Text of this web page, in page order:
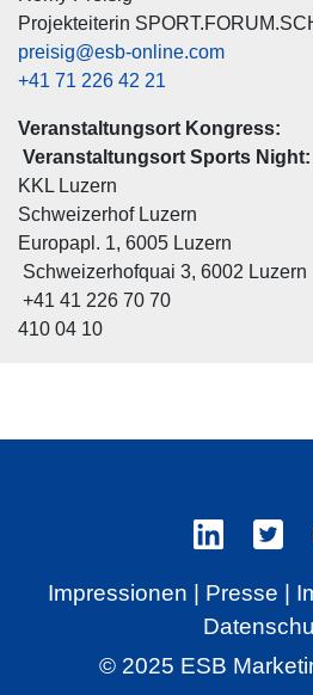
Projekteiterin
preisig@esb-online.com
+41 71 226 42 21
Veranstaltungsort
Veranstaltungsort Sports Night:
KKL
Schweizerhof Luzern
Europapl. 1,
Schweizerhofquai 3, 6002 Luzern
+41 41 226 70
410 04 10
Impressionen | Presse |
© 2025 ESB